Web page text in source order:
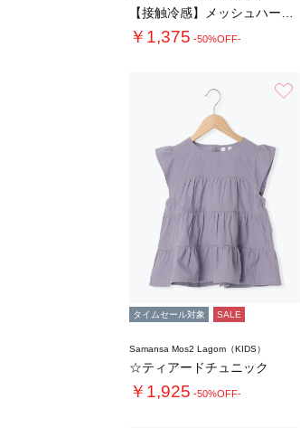
￥1,375 -50%OFF-
タイムセール対象 SALE
Samansa Mos2 Lagom（KIDS）
☆ティアードチュニック
￥1,925 -50%OFF-